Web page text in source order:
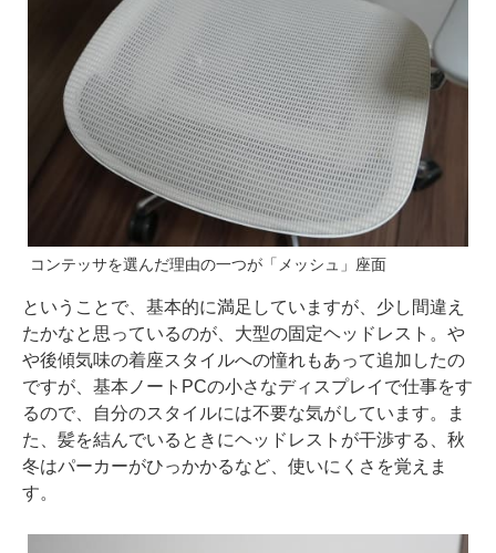
コンテッサを選んだ理由の一つが「メッシュ」座面
ということで、基本的に満足していますが、少し間違え
たかなと思っているのが、大型の固定ヘッドレスト。や
や後傾気味の着座スタイルへの憧れもあって追加したの
ですが、基本ノートPCの小さなディスプレイで仕事をす
るので、自分のスタイルには不要な気がしています。ま
た、髪を結んでいるときにヘッドレストが干渉する、秋
冬はパーカーがひっかかるなど、使いにくさを覚えま
す。